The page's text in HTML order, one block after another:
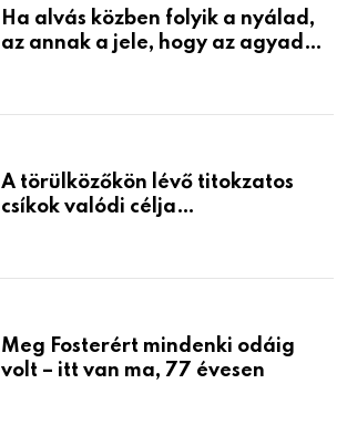
Ha alvás közben folyik a nyálad,
az annak a jele, hogy az agyad…
A törülközőkön lévő titokzatos
csíkok valódi célja…
Meg Fosterért mindenki odáig
volt – itt van ma, 77 évesen